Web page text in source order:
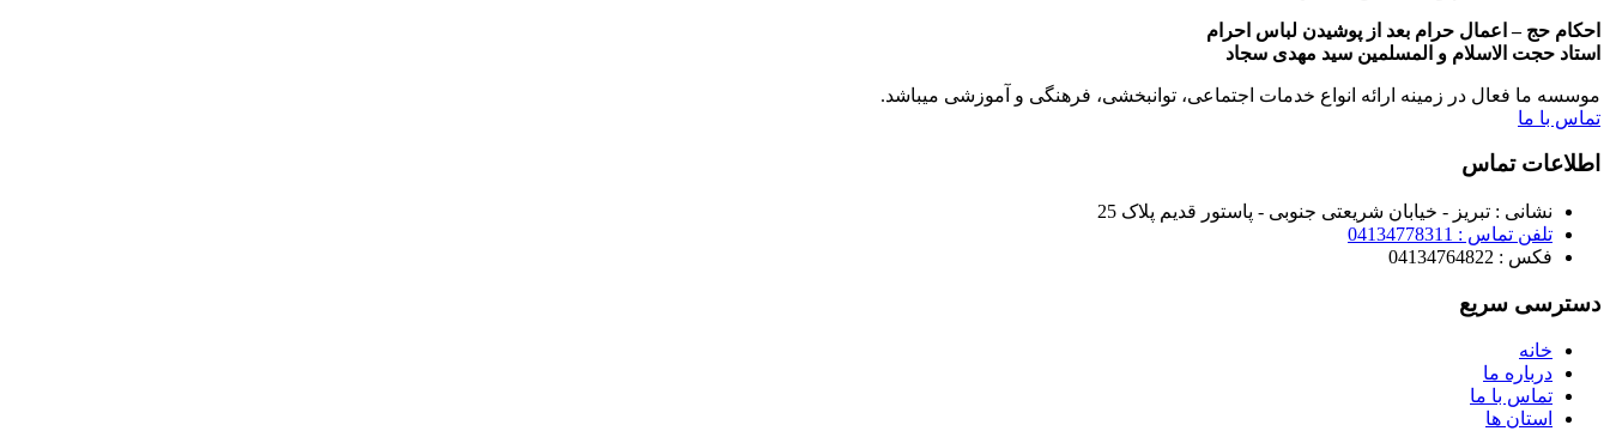
احکام حج – اعمال حرام بعد از پوشیدن لباس احرام
استاد حجت الاسلام و المسلمین سید مهدی سجاد
موسسه ما فعال در زمینه ارائه انواع خدمات اجتماعی، توانبخشی، فرهنگی و آموزشی میباشد.
تماس با ما
اطلاعات تماس
نشانی : تبریز - خیابان شریعتی جنوبی - پاستور قدیم پلاک 25
تلفن تماس : 04134778311
فکس : 04134764822
دسترسی سریع
خانه
درباره ما
تماس با ما
استان ها